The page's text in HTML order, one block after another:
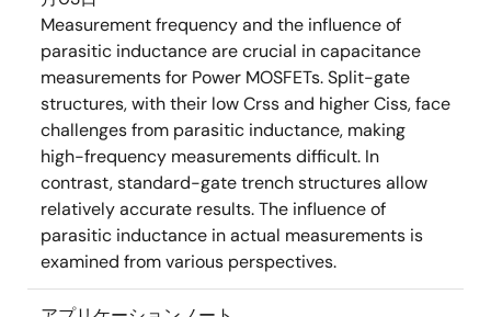
Measurement frequency and the influence of
parasitic inductance are crucial in capacitance
measurements for Power MOSFETs. Split-gate
structures, with their low Crss and higher Ciss, face
challenges from parasitic inductance, making
high-frequency measurements difficult. In
contrast, standard-gate trench structures allow
relatively accurate results. The influence of
parasitic inductance in actual measurements is
examined from various perspectives.